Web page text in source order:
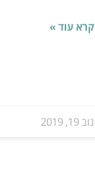
קרא עוד »
נוב 19, 2019